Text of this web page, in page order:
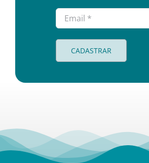
CADASTRAR